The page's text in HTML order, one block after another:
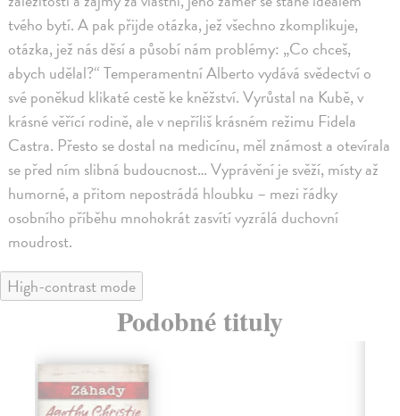
tvého bytí. A pak přijde otázka, jež všechno zkomplikuje,
otázka, jež nás děsí a působí nám problémy: „Co chceš,
abych udělal?“ Temperamentní Alberto vydává svědectví o
své poněkud klikaté cestě ke kněžství. Vyrůstal na Kubě, v
krásné věřící rodině, ale v nepříliš krásném režimu Fidela
Castra. Přesto se dostal na medicínu, měl známost a otevírala
se před ním slibná budoucnost… Vyprávění je svěží, místy až
humorné, a přitom nepostrádá hloubku – mezi řádky
osobního příběhu mnohokrát zasvítí vyzrálá duchovní
moudrost.
High-contrast mode
Podobné tituly